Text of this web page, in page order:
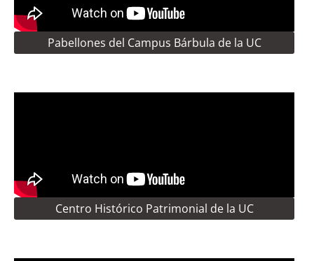
Pabellones del Campus Bárbula de la UC
Centro Histórico Patrimonial de la UC